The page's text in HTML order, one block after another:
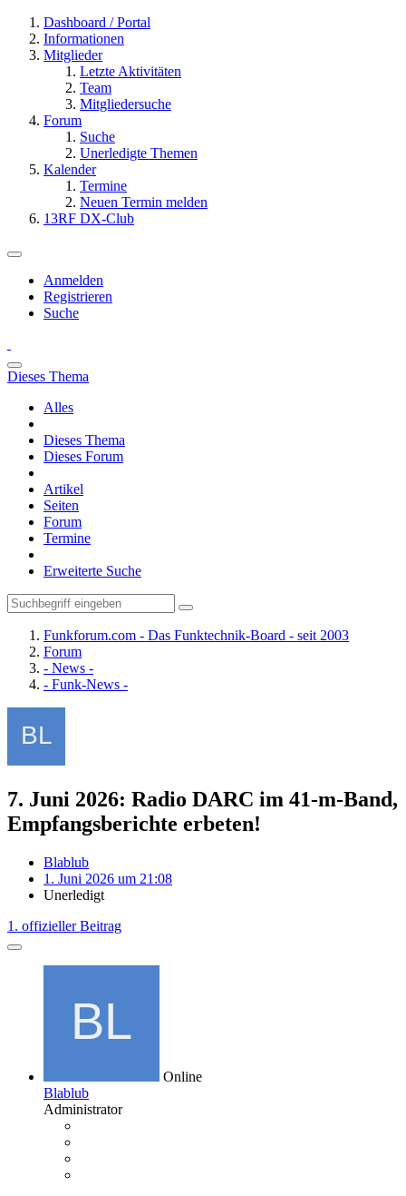
Dashboard / Portal
Informationen
Mitglieder
Letzte Aktivitäten
Team
Mitgliedersuche
Forum
Suche
Unerledigte Themen
Kalender
Termine
Neuen Termin melden
13RF DX-Club
Anmelden
Registrieren
Suche
Dieses Thema
Alles
Dieses Thema
Dieses Forum
Artikel
Seiten
Forum
Termine
Erweiterte Suche
Funkforum.com - Das Funktechnik-Board - seit 2003
Forum
- News -
- Funk-News -
7. Juni 2026: Radio DARC im 41-m-Band,
Empfangsberichte erbeten!
Blablub
1. Juni 2026 um 21:08
Unerledigt
1. offizieller Beitrag
Online
Blablub
Administrator